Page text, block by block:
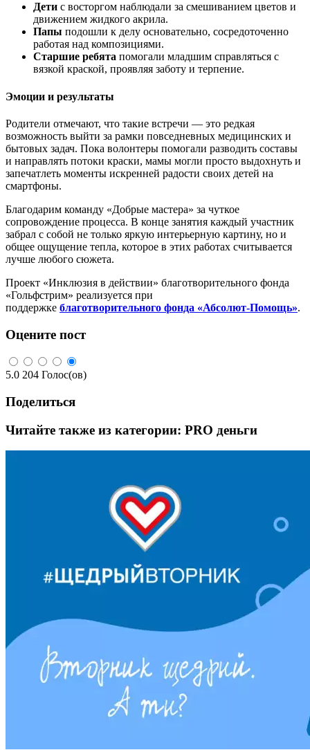
Дети с восторгом наблюдали за смешиванием цветов и
движением жидкого акрила.
Папы подошли к делу основательно, сосредоточенно
работая над композициями.
Старшие ребята помогали младшим справляться с
вязкой краской, проявляя заботу и терпение.
Эмоции и результаты
Родители отмечают, что такие встречи — это редкая
возможность выйти за рамки повседневных медицинских и
бытовых задач. Пока волонтеры помогали разводить составы
и направлять потоки краски, мамы могли просто выдохнуть и
запечатлеть моменты искренней радости своих детей на
смартфоны.
Благодарим команду «Добрые мастера» за чуткое
сопровождение процесса. В конце занятия каждый участник
забрал с собой не только яркую интерьерную картину, но и
общее ощущение тепла, которое в этих работах считывается
лучше любого сюжета.
Проект «Инклюзия в действии» благотворительного фонда
«Гольфстрим» реализуется при
поддержке благотворительного фонда «Абсолют-Помощь».
Оцените пост
5.0 204 Голос(ов)
Поделиться
Читайте также из категории: PRO деньги